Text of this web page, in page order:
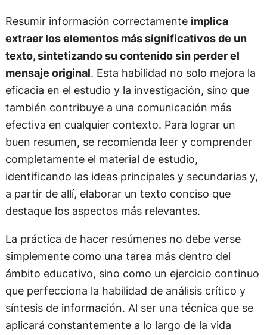
Resumir información correctamente implica
extraer los elementos más significativos de un
texto, sintetizando su contenido sin perder el
mensaje original. Esta habilidad no solo mejora la
eficacia en el estudio y la investigación, sino que
también contribuye a una comunicación más
efectiva en cualquier contexto. Para lograr un
buen resumen, se recomienda leer y comprender
completamente el material de estudio,
identificando las ideas principales y secundarias y,
a partir de allí, elaborar un texto conciso que
destaque los aspectos más relevantes.
La práctica de hacer resúmenes no debe verse
simplemente como una tarea más dentro del
ámbito educativo, sino como un ejercicio continuo
que perfecciona la habilidad de análisis crítico y
síntesis de información. Al ser una técnica que se
aplicará constantemente a lo largo de la vida